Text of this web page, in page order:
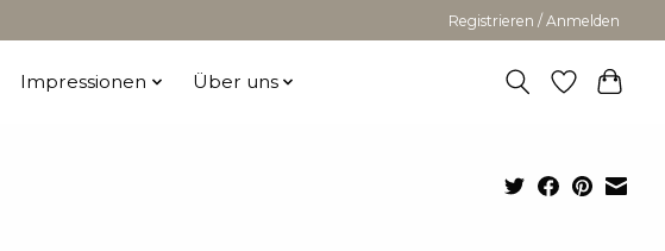
Registrieren / Anmelden
Impressionen Über uns